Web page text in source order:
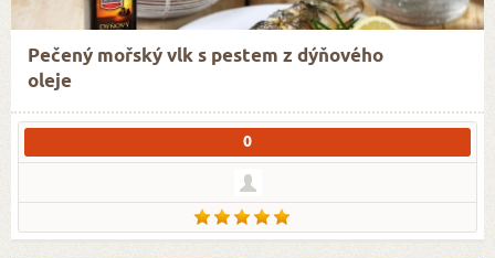
Pečený mořský vlk s pestem z dýňového
oleje
0